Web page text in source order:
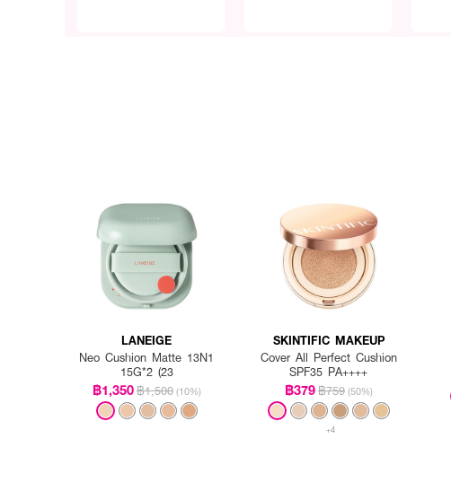
LANEIGE
Neo Cushion Matte 13N1
15G*2 (23
฿1,350฿1,500 (10%)
SKINTIFIC MAKEUP
Cover All Perfect Cushion
SPF35 PA++++
฿379฿759 (50%)
+4